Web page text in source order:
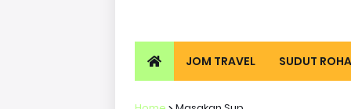
JOM TRAVEL SUDUT